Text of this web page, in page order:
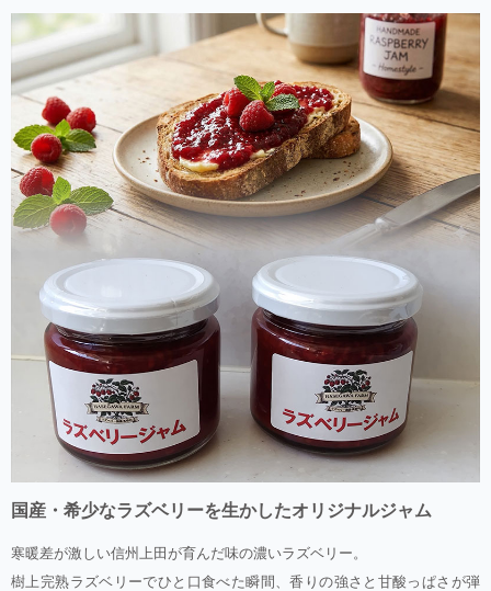
国産・希少なラズベリーを生かしたオリジナルジャム
寒暖差が激しい信州上田が育んだ味の濃いラズベリー。
樹上完熟ラズベリーでひと口食べた瞬間、香りの強さと甘酸っぱさが弾